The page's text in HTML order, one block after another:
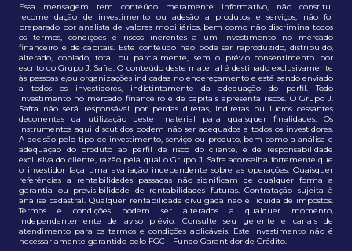
Essa mensagem tem conteúdo meramente informativo, não constitui
recomendação de investimento ou adesão a produtos e serviços, não foi
preparado por analista de valores mobiliários, bem como não discrimina todos
os termos, condições e riscos inerentes a um investimento no mercado
financeiro e de capitais. Este conteúdo não pode ser reproduzido, distribuído,
alterado, copiado, total ou parcialmente, sem o prévio consentimento por
escrito do Grupo J. Safra. O conteúdo deste material é destinado exclusivamente
às pessoas e/ou organizações indicadas no endereçamento e está sendo enviado
a todos os investidores, indistintamente da adequação do perfil. Todo
investimento no mercado financeiro e de capitais apresenta riscos. O Grupo J.
Safra não será responsável por perdas diretas, indiretas ou lucros cessantes
decorrentes da utilização deste material para quaisquer finalidades. Os
instrumentos aqui discutidos podem não ser adequados a todos os investidores.
A decisão pelo tipo de investimento, serviço ou produto, bem como a análise e
adequação do produto ao perfil de risco do cliente, é de responsabilidade
exclusiva do cliente, razão pela qual o Grupo J. Safra aconselha fortemente que
o investidor faça uma avaliação independente sobre as operações. Quaisquer
referências a rentabilidades passadas não significam de qualquer forma a
garantia ou previsibilidade de rentabilidades futuras. Contratação sujeita à
análise cadastral. Qualquer rentabilidade divulgada não é líquida de impostos.
Termos e condições podem ser alterados a qualquer momento,
independentemente de aviso prévio. Consulte seu gerente e canais de
atendimento para os termos e condições aplicáveis. Este investimento não é
necessariamente garantido pelo FGC - Fundo Garantidor de Crédito.